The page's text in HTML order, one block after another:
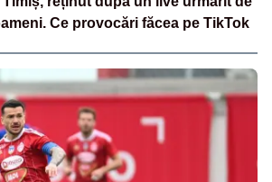
Ce provocări făcea pe TikTok